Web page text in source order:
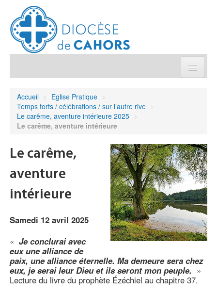
Démarches et sacrements
Je donne
Annuaire/Contact
Accueil > Eglise Pratique >
Temps forts / célébrations / sur l’autre rive >
Le carême, aventure intérieure 2025 >
Le carême, aventure intérieure
Le carême,
aventure
intérieure
Samedi 12 avril 2025
« Je conclurai avec
eux une alliance de
paix, une alliance éternelle. Ma demeure sera chez
eux, je serai leur Dieu et ils seront mon peuple. »
Lecture du livre du prophète Ézéchiel au chapitre 37.